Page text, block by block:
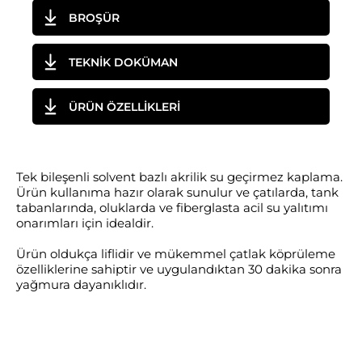
BROŞÜR
TEKNİK DOKÜMAN
ÜRÜN ÖZELLİKLERİ
Tek bileşenli solvent bazlı akrilik su geçirmez kaplama.
Ürün kullanıma hazır olarak sunulur ve çatılarda, tank
tabanlarında, oluklarda ve fiberglasta acil su yalıtımı
onarımları için idealdir.
Ürün oldukça liflidir ve mükemmel çatlak köprüleme
özelliklerine sahiptir ve uygulandıktan 30 dakika sonra
yağmura dayanıklıdır.